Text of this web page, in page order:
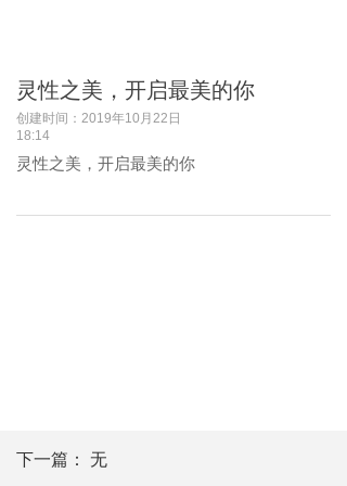
灵性之美，开启最美的你
创建时间： 2019年10月22日
18:14
灵性之美，开启最美的你
下一篇： 无